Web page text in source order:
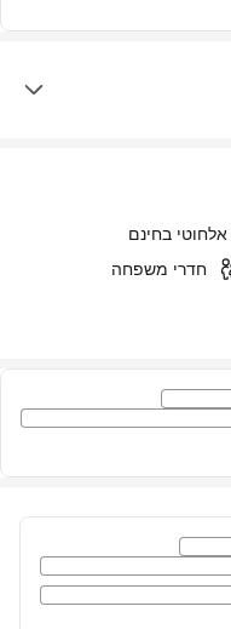
אלחוטי בחינם
חדרי משפחה